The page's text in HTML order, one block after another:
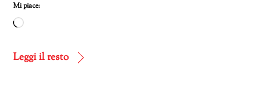
Mi piace:
Caricamento
corso…
Leggi il resto